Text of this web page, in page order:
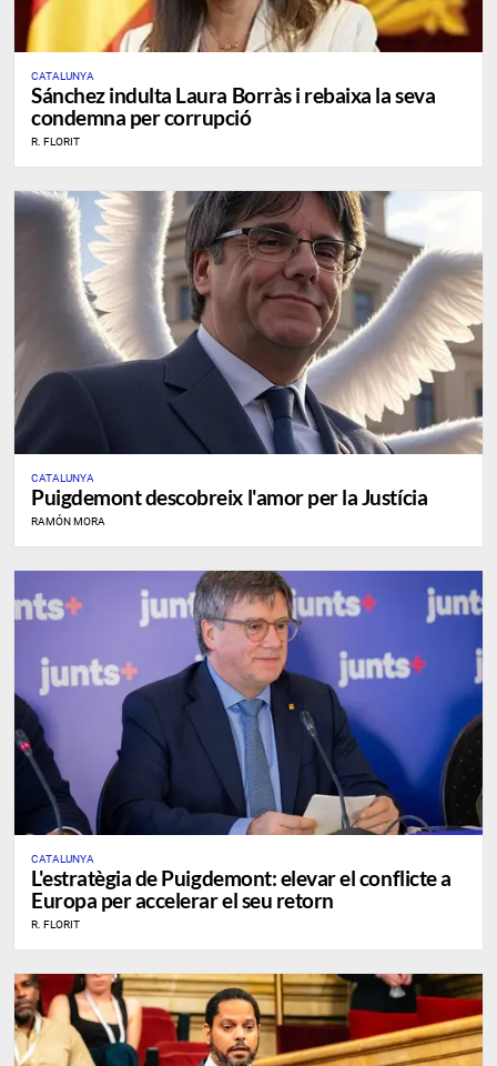
CATALUNYA
Sánchez indulta Laura Borràs i rebaixa la seva
condemna per corrupció
R. FLORIT
CATALUNYA
Puigdemont descobreix l'amor per la Justícia
RAMÓN MORA
CATALUNYA
L'estratègia de Puigdemont: elevar el conflicte a
Europa per accelerar el seu retorn
R. FLORIT